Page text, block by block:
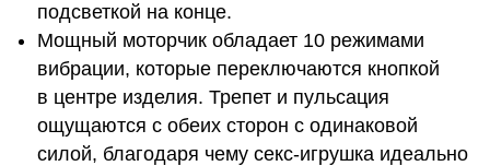
подсветкой на конце.
Мощный моторчик обладает 10 режимами
вибрации, которые переключаются кнопкой
в центре изделия. Трепет и пульсация
ощущаются с обеих сторон с одинаковой
силой, благодаря чему секс-игрушка идеально